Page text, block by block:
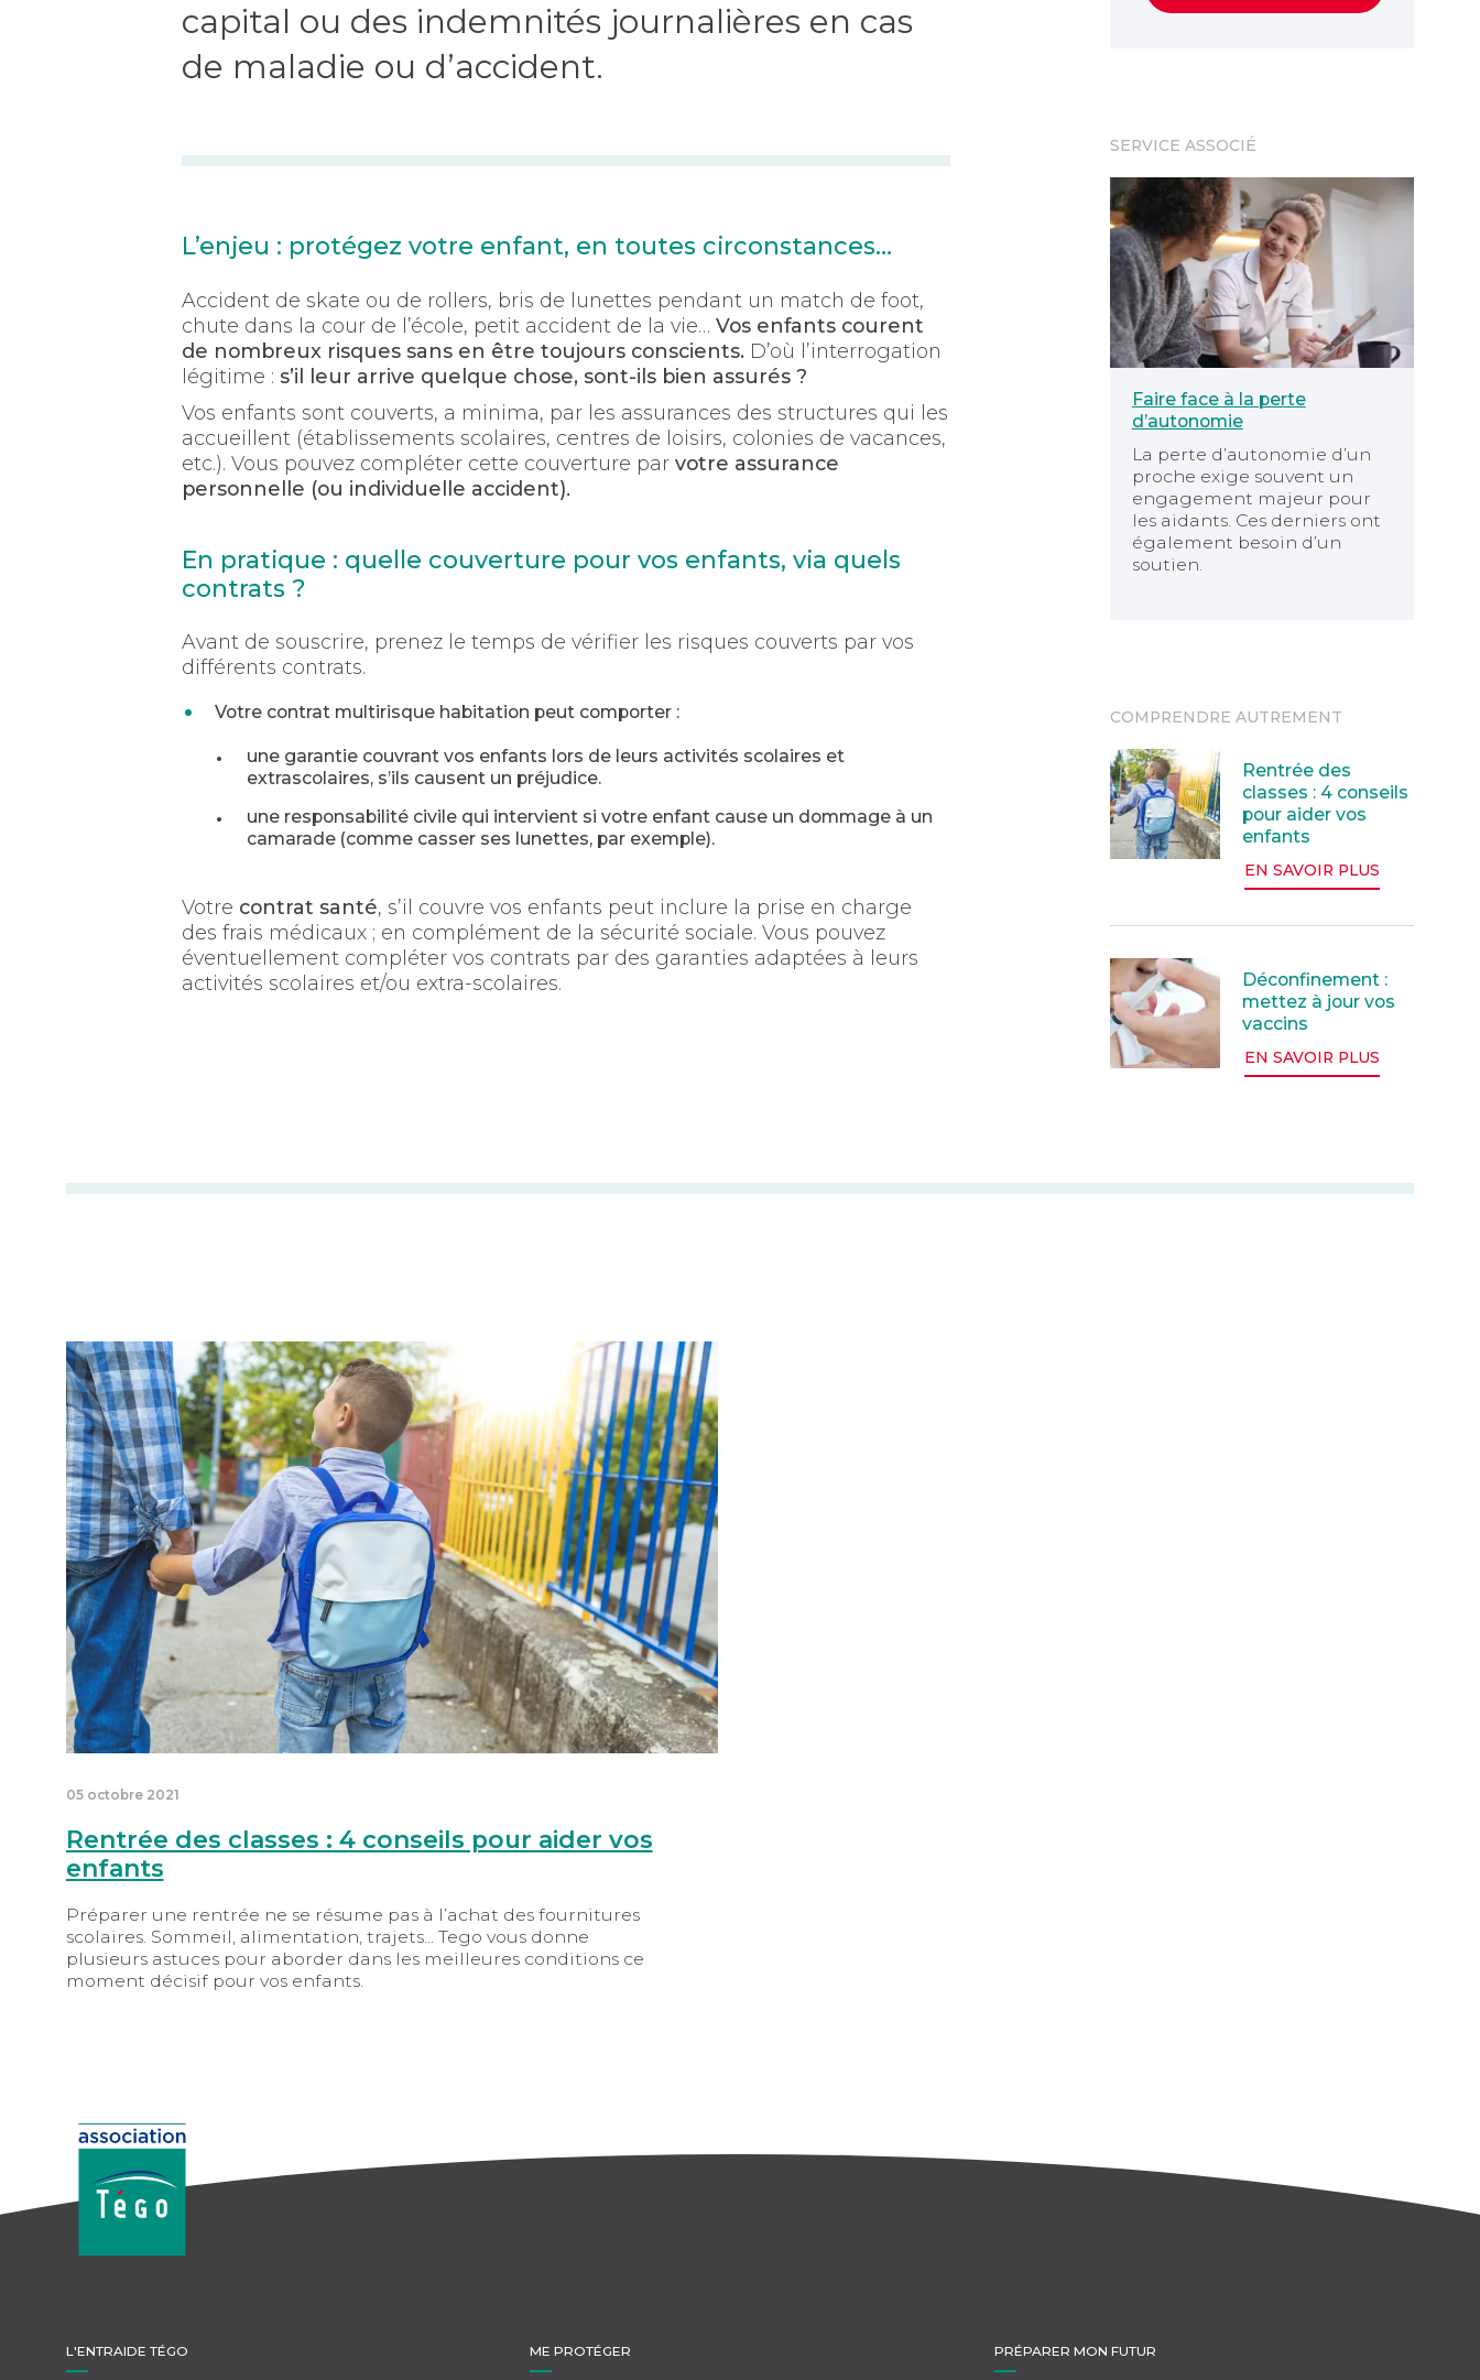
capital ou des indemnités journalières en cas
de maladie ou d’accident.
L’enjeu : protégez votre enfant, en toutes circonstances…
Accident de skate ou de rollers, bris de lunettes pendant un match de foot,
chute dans la cour de l’école, petit accident de la vie… Vos enfants courent
de nombreux risques sans en être toujours conscients. D’où l’interrogation
légitime : s’il leur arrive quelque chose, sont-ils bien assurés ?
Vos enfants sont couverts, a minima, par les assurances des structures qui les
accueillent (établissements scolaires, centres de loisirs, colonies de vacances,
etc.). Vous pouvez compléter cette couverture par votre assurance
personnelle (ou individuelle accident).
En pratique : quelle couverture pour vos enfants, via quels
contrats ?
Avant de souscrire, prenez le temps de vérifier les risques couverts par vos
différents contrats.
Votre contrat multirisque habitation peut comporter :
une garantie couvrant vos enfants lors de leurs activités scolaires et
extrascolaires, s’ils causent un préjudice.
une responsabilité civile qui intervient si votre enfant cause un dommage à un
camarade (comme casser ses lunettes, par exemple).
Votre contrat santé, s’il couvre vos enfants peut inclure la prise en charge
des frais médicaux ; en complément de la sécurité sociale. Vous pouvez
éventuellement compléter vos contrats par des garanties adaptées à leurs
activités scolaires et/ou extra-scolaires.
SERVICE ASSOCIÉ
Faire face à la perte d’autonomie
Faire face à la perte
d’autonomie
La perte d’autonomie d’un
proche exige souvent un
engagement majeur pour
les aidants. Ces derniers ont
également besoin d’un
soutien.
COMPRENDRE AUTREMENT
Rentrée des classes : 4 conseils pour
Rentrée des
classes : 4 conseils
pour aider vos
enfants
EN SAVOIR PLUS
Déconfinement : mettez à jour vos
Déconfinement :
mettez à jour vos
vaccins
EN SAVOIR PLUS
Rentrée des classes : 4 conseils pour aider vos enfants
05 octobre 2021
Rentrée des classes : 4 conseils pour aider vos
enfants
Préparer une rentrée ne se résume pas à l’achat des fournitures
scolaires. Sommeil, alimentation, trajets... Tego vous donne
plusieurs astuces pour aborder dans les meilleures conditions ce
moment décisif pour vos enfants.
L'ENTRAIDE TÉGO ME PROTÉGER PRÉPARER MON FUTUR